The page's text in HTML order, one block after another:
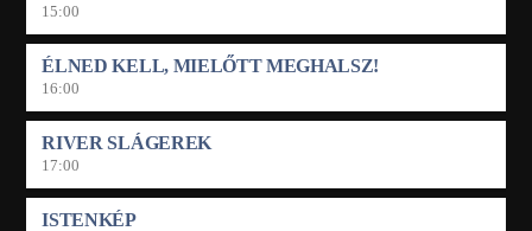
15:00
ÉLNED KELL, MIELŐTT MEGHALSZ!
16:00
RIVER SLÁGEREK
17:00
ISTENKÉP